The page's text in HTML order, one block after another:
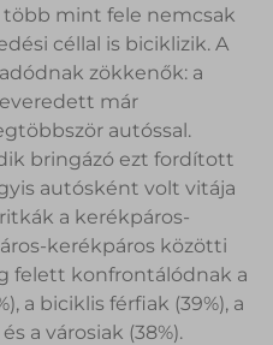
mint fele nemcsak
céllal is biciklizik. A
zökkenők: a
már
autóssal.
bringázó ezt fordított
autósként volt vitája
a kerékpáros-
kerékpáros közötti
felett konfrontálódnak a
a biciklis férfiak (39%), a
a városiak (38%).